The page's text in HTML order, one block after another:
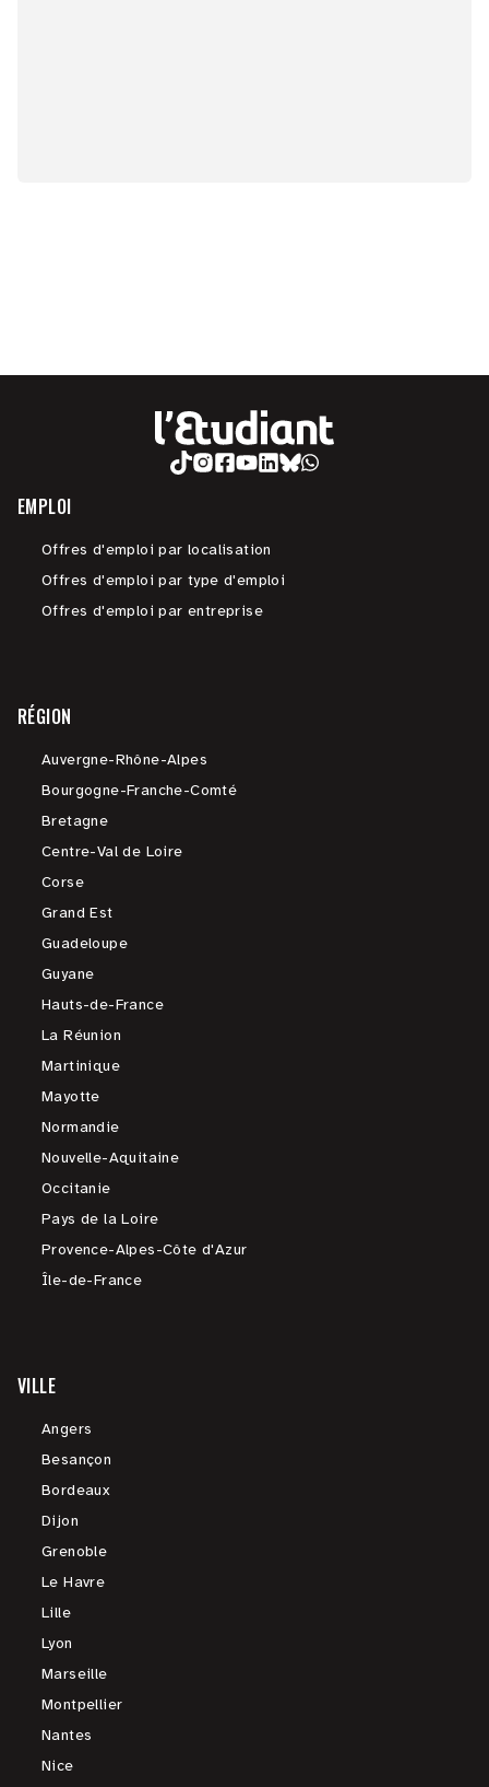
EMPLOI
Offres d'emploi par localisation
Offres d'emploi par type d'emploi
Offres d'emploi par entreprise
RÉGION
Auvergne-Rhône-Alpes
Bourgogne-Franche-Comté
Bretagne
Centre-Val de Loire
Corse
Grand Est
Guadeloupe
Guyane
Hauts-de-France
La Réunion
Martinique
Mayotte
Normandie
Nouvelle-Aquitaine
Occitanie
Pays de la Loire
Provence-Alpes-Côte d'Azur
Île-de-France
VILLE
Angers
Besançon
Bordeaux
Dijon
Grenoble
Le Havre
Lille
Lyon
Marseille
Montpellier
Nantes
Nice